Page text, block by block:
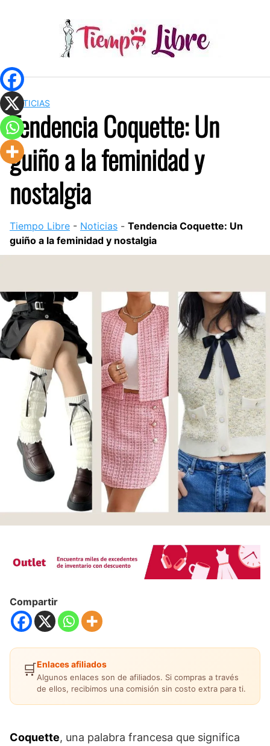
NOTICIAS
Tendencia Coquette: Un
guiño a la feminidad y
nostalgia
Tiempo Libre - Noticias - Tendencia Coquette: Un
guiño a la feminidad y nostalgia
Compartir
🛒Enlaces afiliados
Algunos enlaces son de afiliados. Si compras a través
de ellos, recibimos una comisión sin costo extra para ti.
Coquette, una palabra francesa que significa